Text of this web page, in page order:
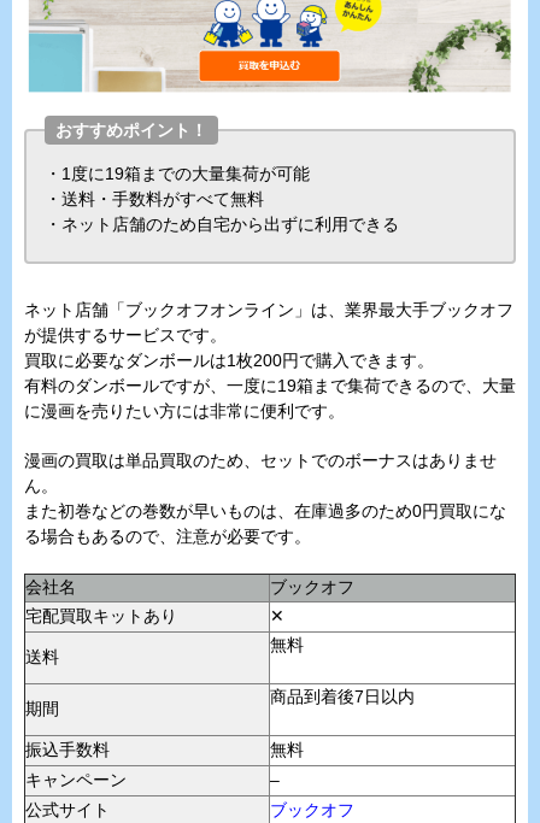
おすすめポイント！
・1度に19箱までの大量集荷が可能
・送料・手数料がすべて無料
・ネット店舗のため自宅から出ずに利用できる
ネット店舗「ブックオフオンライン」は、業界最大手ブックオフ
が提供するサービスです。
買取に必要なダンボールは1枚200円で購入できます。
有料のダンボールですが、一度に19箱まで集荷できるので、大量
に漫画を売りたい方には非常に便利です。
漫画の買取は単品買取のため、セットでのボーナスはありませ
ん。
また初巻などの巻数が早いものは、在庫過多のため0円買取にな
る場合もあるので、注意が必要です。
会社名
ブックオフ
宅配買取キットあり
✕
送料
無料
期間
商品到着後7日以内
振込手数料
無料
キャンペーン
–
公式サイト
ブックオフ